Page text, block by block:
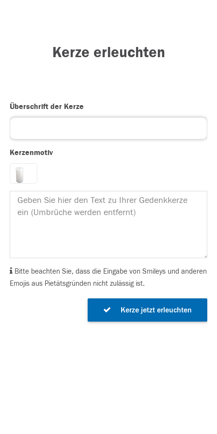
Kerze erleuchten
Überschrift der Kerze
Kerzenmotiv
Bitte beachten Sie, dass die Eingabe von Smileys und anderen
Emojis aus Pietätsgründen nicht zulässig ist.
Kerze jetzt erleuchten